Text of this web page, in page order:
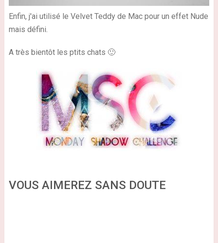
Enfin, j'ai utilisé le Velvet Teddy de Mac pour un effet Nude
mais défini.
A très bientôt les ptits chats 🙂
VOUS AIMEREZ SANS DOUTE